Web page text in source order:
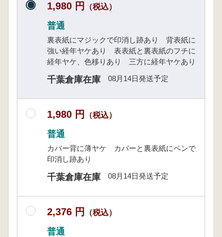
1,980 円 （税込）
普通
裏表紙にマジックで印消し跡あり 背表紙に
強い経年ヤケあり 表表紙と裏表紙のフチに
経年ヤケ、色移りあり 三方に経年ヤケあり
千葉倉庫在庫 08月14日発送予定
1,980 円 （税込）
普通
カバー背に薄ヤケ カバーと裏表紙にペンで
印消し跡あり
千葉倉庫在庫 08月14日発送予定
2,376 円 （税込）
普通